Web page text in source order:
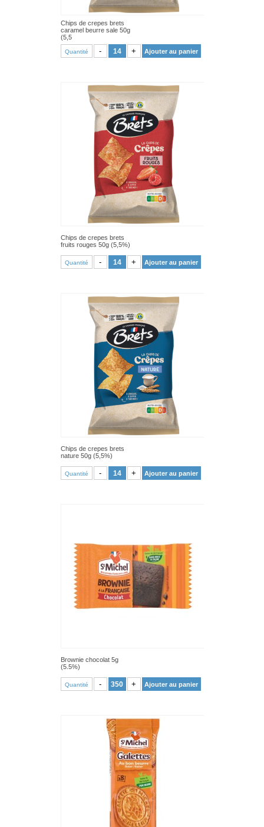
Chips de crepes brets
caramel beurre sale 50g
(5,5
Quantité - + Ajouter au panier
Chips de crepes brets
fruits rouges 50g (5,5%)
Quantité - + Ajouter au panier
Chips de crepes brets
nature 50g (5,5%)
Quantité - + Ajouter au panier
Brownie chocolat 5g
(5.5%)
Quantité - + Ajouter au panier